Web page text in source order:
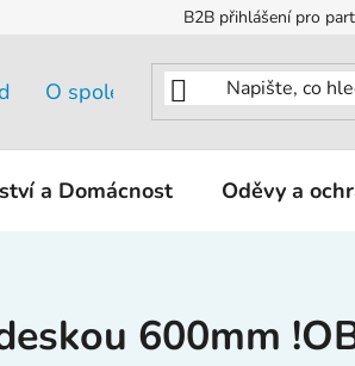
B2B přihlášení pro
O společnosti
a Domácnost Oděvy a
600mm